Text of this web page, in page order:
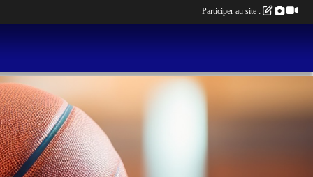
Participer au site :